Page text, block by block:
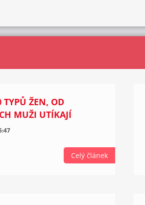
TYPŮ ŽEN, OD
MUŽI UTÍKAJÍ
Celý článek